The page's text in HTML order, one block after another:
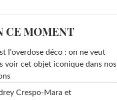
CE MOMENT
l'overdose déco : on ne veut
voir cet objet iconique dans nos
Crespo-Mara et